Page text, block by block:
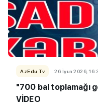
AzEdu Tv 26 İyun 2026,
"700 bal toplamağı
VİDEO